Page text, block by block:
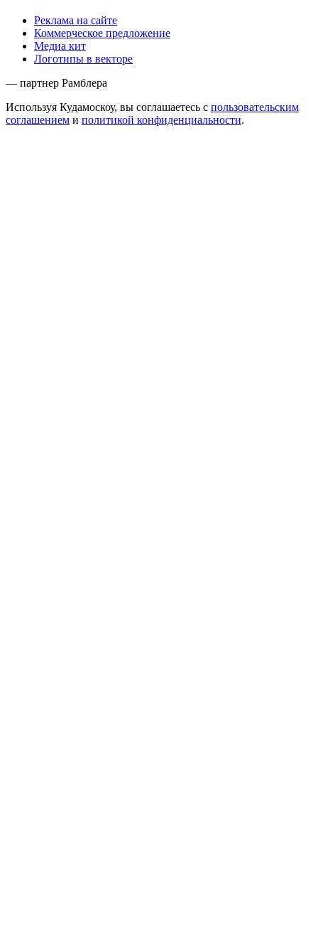
Реклама на сайте
Коммерческое предложение
Медиа кит
Логотипы в векторе
— партнер Рамблера
Используя Кудамоскоу, вы соглашаетесь с пользовательским
соглашением и политикой конфиденциальности.